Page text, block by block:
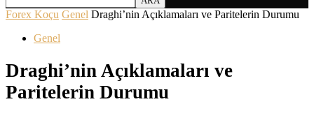
Forex Koçu Genel Draghi’nin Açıklamaları ve Paritelerin Durumu
Genel
Draghi’nin Açıklamaları ve
Paritelerin Durumu